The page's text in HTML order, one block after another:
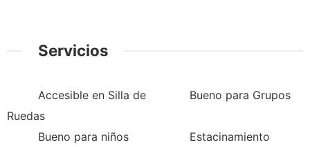
Servicios
Accesible en Silla de
Ruedas
Bueno para Grupos
Bueno para niños Estacinamiento